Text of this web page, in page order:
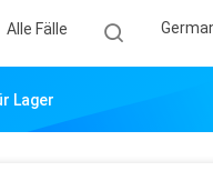
Alle Fälle
Lager